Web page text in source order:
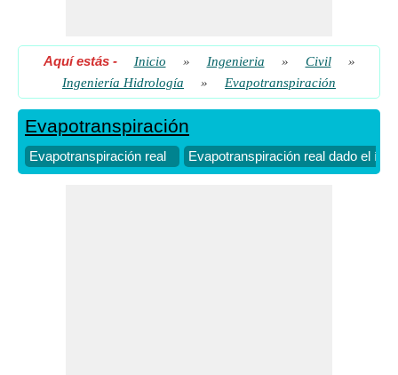
Aquí estás- Inicio » Ingenieria » Civil
»
Ingeniería Hidrología
» Evapotranspiración
Evapotranspiración
Evapotranspiración real Evapotranspiración real dado el